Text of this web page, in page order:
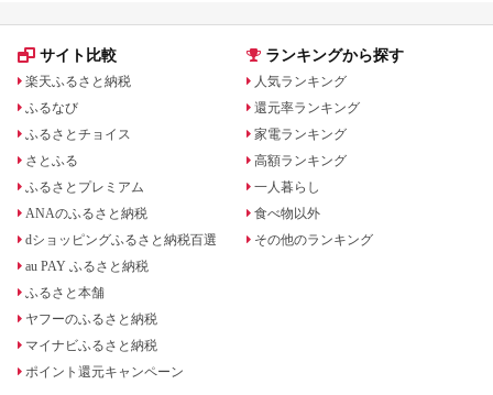
サイト比較
楽天ふるさと納税
ふるなび
ふるさとチョイス
さとふる
ふるさとプレミアム
ANAのふるさと納税
dショッピングふるさと納税百選
au PAY ふるさと納税
ふるさと本舗
ヤフーのふるさと納税
マイナビふるさと納税
ポイント還元キャンペーン
ランキングから探す
人気ランキング
還元率ランキング
家電ランキング
高額ランキング
一人暮らし
食べ物以外
その他のランキング